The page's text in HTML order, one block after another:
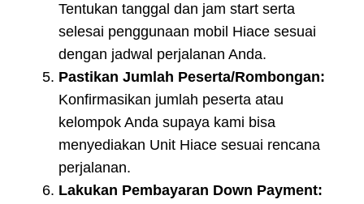
Tentukan tanggal dan jam start serta
selesai penggunaan mobil Hiace sesuai
dengan jadwal perjalanan Anda.
Pastikan Jumlah Peserta/Rombongan:
Konfirmasikan jumlah peserta atau
kelompok Anda supaya kami bisa
menyediakan Unit Hiace sesuai rencana
perjalanan.
Lakukan Pembayaran Down Payment: